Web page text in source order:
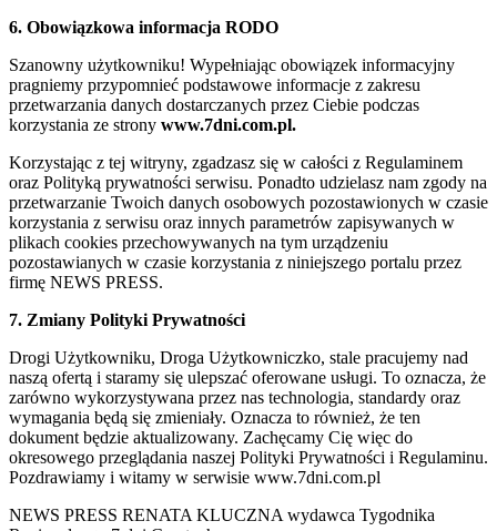
6. Obowiązkowa informacja RODO
Szanowny użytkowniku! Wypełniając obowiązek informacyjny
pragniemy przypomnieć podstawowe informacje z zakresu
przetwarzania danych dostarczanych przez Ciebie podczas
korzystania ze strony www.7dni.com.pl.
Korzystając z tej witryny, zgadzasz się w całości z Regulaminem
oraz Polityką prywatności serwisu. Ponadto udzielasz nam zgody na
przetwarzanie Twoich danych osobowych pozostawionych w czasie
korzystania z serwisu oraz innych parametrów zapisywanych w
plikach cookies przechowywanych na tym urządzeniu
pozostawianych w czasie korzystania z niniejszego portalu przez
firmę NEWS PRESS.
7. Zmiany Polityki Prywatności
Drogi Użytkowniku, Droga Użytkowniczko, stale pracujemy nad
naszą ofertą i staramy się ulepszać oferowane usługi. To oznacza, że
zarówno wykorzystywana przez nas technologia, standardy oraz
wymagania będą się zmieniały. Oznacza to również, że ten
dokument będzie aktualizowany. Zachęcamy Cię więc do
okresowego przeglądania naszej Polityki Prywatności i Regulaminu.
Pozdrawiamy i witamy w serwisie www.7dni.com.pl
NEWS PRESS RENATA KLUCZNA wydawca Tygodnika